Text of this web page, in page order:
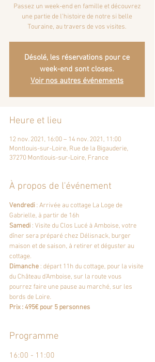
Passez un week-end en famille et découvrez
une partie de l'histoire de notre si belle
Désolé, les réservations pour ce
week-end sont closes.
Voir nos autres événements
Heure et lieu
12 nov. 2021, 16:00 – 14 nov. 2021, 11:00
Montlouis-sur-Loire, Rue de la Bigauderie,
37270 Montlouis-sur-Loire, France
À propos de l'événement
Vendredi : Arrivée au cottage La Loge de
Gabrielle, à partir de 16h
Samedi : Visite du Clos Lucé à Amboise, votre
dîner sera préparé chez Délisnack, burger
maison et de saison, à retirer et déguster au
cottage.
Dimanche : départ 11h du cottage, pour la visite
du Château d'Amboise, sur la route vous
pourrez faire une pause au marché, sur les
bords de Loire.
Prix : 495€ pour 5 personnes
Programme
16:00 - 11:00